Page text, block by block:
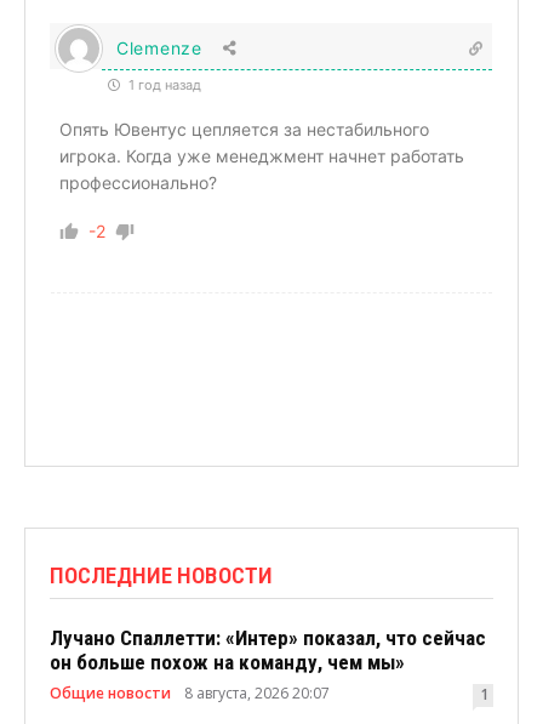
Clemenze
1 год назад
Опять Ювентус цепляется за нестабильного
игрока. Когда уже менеджмент начнет работать
профессионально?
-2
ПОСЛЕДНИЕ НОВОСТИ
Лучано Спаллетти: «Интер» показал, что сейчас
он больше похож на команду, чем мы»
Общие новости 8 августа, 2026 20:07 1